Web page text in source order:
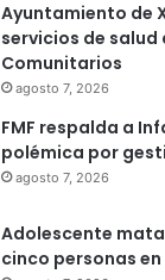
Ayuntamiento de
servicios de salud
Comunitarios
agosto 7, 2026
FMF respalda a
polémica por
agosto 7, 2026
Adolescente
cinco personas